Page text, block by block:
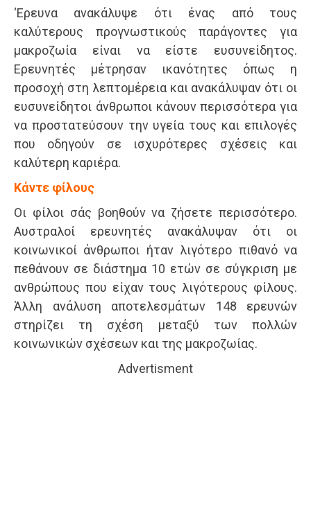
‘Ερευνα ανακάλυψε ότι ένας από τους
καλύτερους προγνωστικούς παράγοντες για
μακροζωία είναι να είστε ευσυνείδητος.
Ερευνητές μέτρησαν ικανότητες όπως η
προσοχή στη λεπτομέρεια και ανακάλυψαν ότι οι
ευσυνείδητοι άνθρωποι κάνουν περισσότερα για
να προστατεύσουν την υγεία τους και επιλογές
που οδηγούν σε ισχυρότερες σχέσεις και
καλύτερη καριέρα.
Κάντε φίλους
Οι φίλοι σάς βοηθούν να ζήσετε περισσότερο.
Αυστραλοί ερευνητές ανακάλυψαν ότι οι
κοινωνικοί άνθρωποι ήταν λιγότερο πιθανό να
πεθάνουν σε διάστημα 10 ετών σε σύγκριση με
ανθρώπους που είχαν τους λιγότερους φίλους.
Άλλη ανάλυση αποτελεσμάτων 148 ερευνών
στηρίζει τη σχέση μεταξύ των πολλών
κοινωνικών σχέσεων και της μακροζωίας.
Advertisment